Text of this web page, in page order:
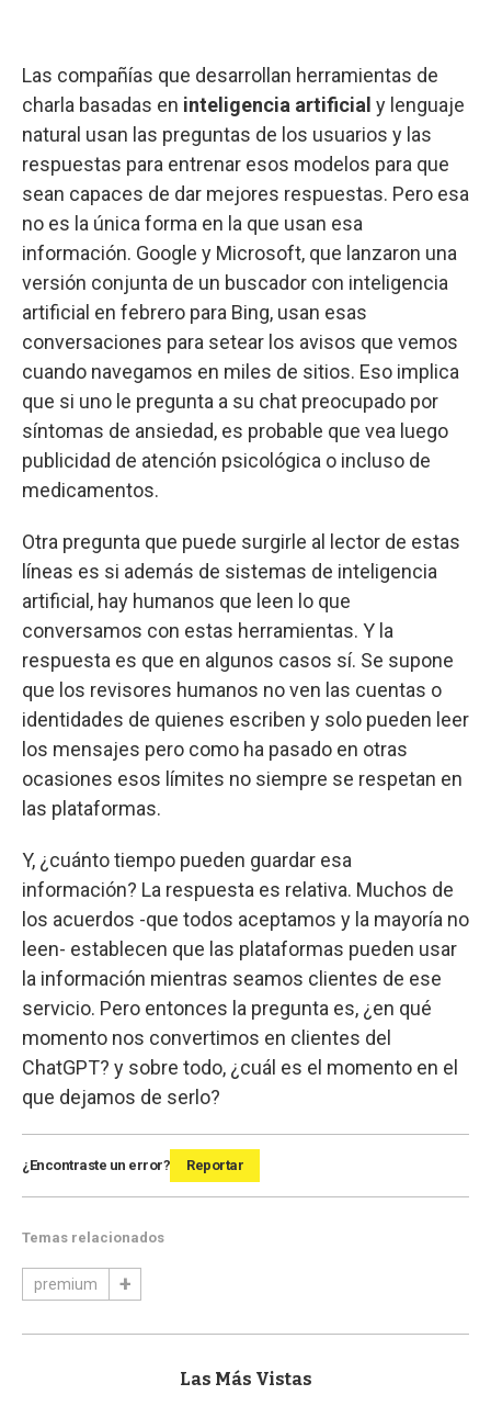
Las compañías que desarrollan herramientas de
charla basadas en inteligencia artificial y lenguaje
natural usan las preguntas de los usuarios y las
respuestas para entrenar esos modelos para que
sean capaces de dar mejores respuestas. Pero esa
no es la única forma en la que usan esa
información. Google y Microsoft, que lanzaron una
versión conjunta de un buscador con inteligencia
artificial en febrero para Bing, usan esas
conversaciones para setear los avisos que vemos
cuando navegamos en miles de sitios. Eso implica
que si uno le pregunta a su chat preocupado por
síntomas de ansiedad, es probable que vea luego
publicidad de atención psicológica o incluso de
medicamentos.
Otra pregunta que puede surgirle al lector de estas
líneas es si además de sistemas de inteligencia
artificial, hay humanos que leen lo que
conversamos con estas herramientas. Y la
respuesta es que en algunos casos sí. Se supone
que los revisores humanos no ven las cuentas o
identidades de quienes escriben y solo pueden leer
los mensajes pero como ha pasado en otras
ocasiones esos límites no siempre se respetan en
las plataformas.
Y, ¿cuánto tiempo pueden guardar esa
información? La respuesta es relativa. Muchos de
los acuerdos -que todos aceptamos y la mayoría no
leen- establecen que las plataformas pueden usar
la información mientras seamos clientes de ese
servicio. Pero entonces la pregunta es, ¿en qué
momento nos convertimos en clientes del
ChatGPT? y sobre todo, ¿cuál es el momento en el
que dejamos de serlo?
¿Encontraste un error? Reportar
Temas relacionados
premium
Las Más Vistas